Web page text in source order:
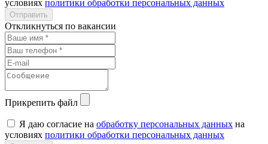
условиях политики обработки персональных данных
Откликнуться по вакансии
Прикрепить файл
Я даю согласие на обработку персональных данных на
условиях политики обработки персональных данных